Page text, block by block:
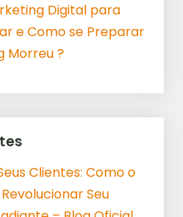
Digital para
e Como se Preparar
Morreu ?
Clientes: Como o
Seu